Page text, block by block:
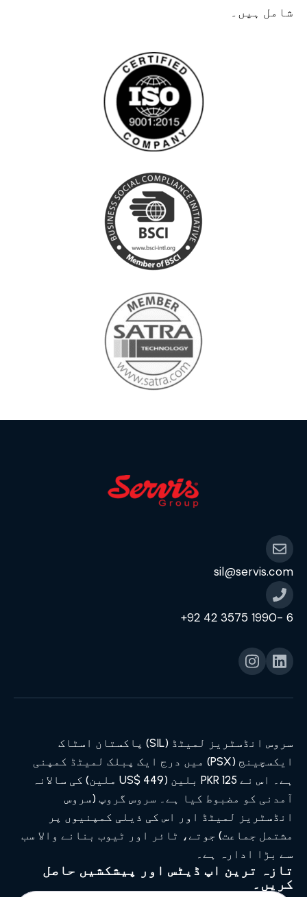
شامل ہیں۔
sil@servis.com
6 -1990 3575 42 92+
سروس انڈسٹریز لمیٹڈ (SIL) پاکستان اسٹاک
ایکسچینج (PSX) میں درج ایک پبلک لمیٹڈ کمپنی
ہے۔ اس نے PKR 125 بلین (US$ 449 ملین) کی سالانہ
آمدنی کو مضبوط کیا ہے۔ سروس گروپ (سروس
انڈسٹریز لمیٹڈ اور اس کی ذیلی کمپنیوں پر
مشتمل جماعت) جوتے، ٹائر اور ٹیوب بنانے والا سب
سے بڑا ادارہ ہے۔
تازہ ترین اپ ڈیٹس اور پیشکشیں حاصل
کریں۔